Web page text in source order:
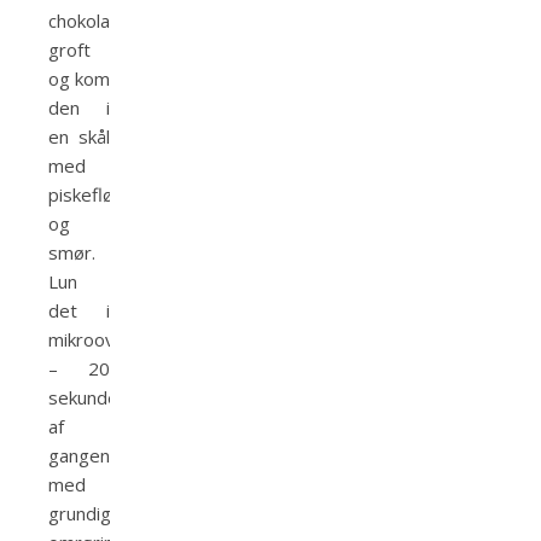
chokoladen
groft
og kom
den i
en skål
med
piskefløde
og
smør.
Lun
det i
mikroovnen
– 20
sekunder
af
gangen
med
grundig